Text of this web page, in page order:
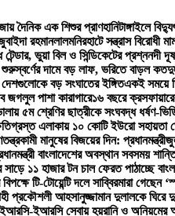
দৈনিক এক শিশুর প্রাণহানিটাঙ্গাইলে
রহমানলালমনিরহাটে সন্ত্রাস বিরোধী
ভুয়া বিল ও সিন্ডিকেটের প্রশ্ননদী
শুরুস্বর্ণের দামে বড় লাফ, ভরিতে বাড়ল কত
দেশগুলোকে বড় সংঘাতের ইঙ্গিতএকই সময়ে
জগলুল পাশা কারাগারে১৬ বছরে
৫ম শ্রেণির ছাত্রীকে সংঘবদ্ধ ধর্ষণ-
এলাকায় ১০ কোটি ইউরো সহায়তা
মানুষের বিজয়ের দিন: প্রধানমন্ত্রী
বাংলাদেশের অবস্থান সবসময়
১১ হাজার টন চাল ফেরত পাঠাচ্ছে
টি-টোয়েন্টি দলে সাব্বিরমারা গেছেন
প্রকৌশলী আহসানুজ্জামান দুলালকে
ইআরসি সেবায় হয়রানি ও অনিয়মের